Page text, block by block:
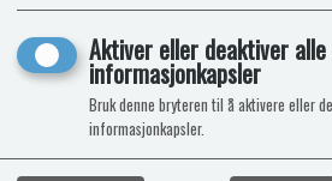
Aktiver eller deaktiver
informasjonkapsler
Bruk denne bryteren til å aktivere eller
informasjonkapsler.